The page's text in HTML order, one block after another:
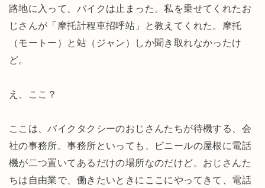
路地に入って、バイクは止まった。私を乗せてくれたお
じさんが「摩托計程車招呼站」と教えてくれた。摩托
（モートー）と站（ジャン）しか聞き取れなかったけ
ど。
え、ここ？
ここは、バイクタクシーのおじさんたちが待機する、会
社の事務所。事務所といっても、ビニールの屋根に電話
機が二つ置いてあるだけの場所なのだけど。おじさんた
ちは自由業で、働きたいときにここにやってきて、電話